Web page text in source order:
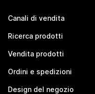
Canali di vendita
Ricerca prodotti
Vendita prodotti
Ordini e spedizioni
Design del negozio